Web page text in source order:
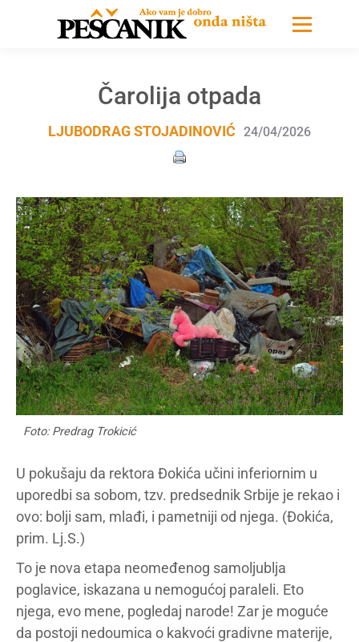
Čarolija otpada
LJUBODRAG STOJADINOVIĆ 24/04/2026
Foto: Predrag Trokicić
U pokušaju da rektora Đokića učini inferiornim u
uporedbi sa sobom, tzv. predsednik Srbije je rekao i
ovo: bolji sam, mlađi, i pametniji od njega. (Đokića,
prim. Lj.S.)
To je nova etapa neomeđenog samoljublja
poglavice, iskazana u nemogućoj paraleli. Eto
njega, evo mene, pogledaj narode! Zar je moguće
da postoji nedoumica o kakvoći gradivne materije,